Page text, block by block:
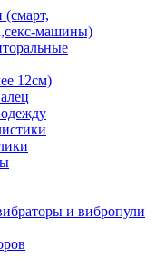
машины)
12см)
и вибропули